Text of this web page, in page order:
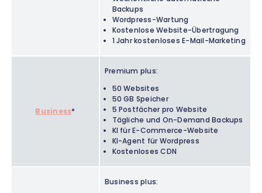
Backups
Wordpress-Wartung
Kostenlose Website-Übertragung
1 Jahr kostenloses E-Mail-Marketing
Business*
Premium plus:
50 Websites
50 GB Speicher
5 Postfächer pro Website
Tägliche und On-Demand Backups
KI für E-Commerce-Website
KI-Agent für Wordpress
Kostenloses CDN
Business plus: